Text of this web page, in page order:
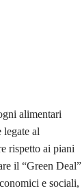
alimentari
al
rispetto ai piani
il “Green Deal”
e sociali,